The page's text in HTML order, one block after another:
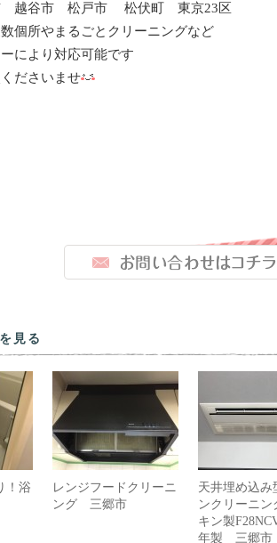
越谷市 松戸市 松伏町 東京23区
個所やまるごとクリーニングなど
により対応可能です
ださいませ
見る
！浴
レンジフードクリーニ
ング 三郷市
天井埋め込み
ンクリーニ
キン製
年製 三郷市